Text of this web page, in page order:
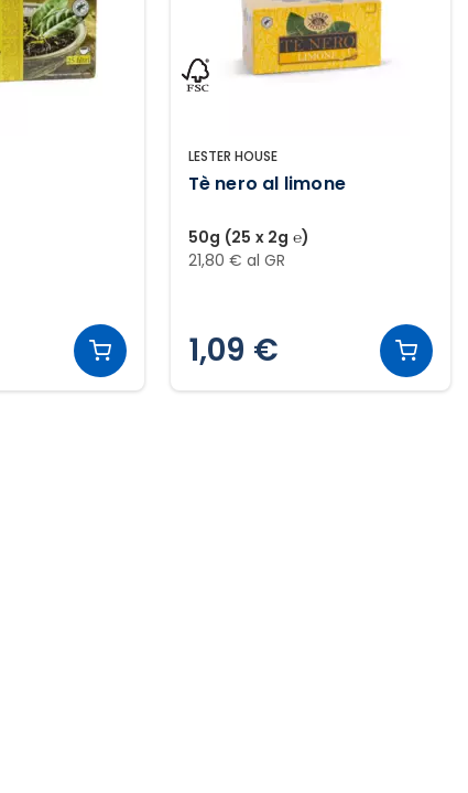
LESTER HOUSE
Tè nero al limone
50g (25 x 2g ℮)
21,80 € al GR
1,09 €